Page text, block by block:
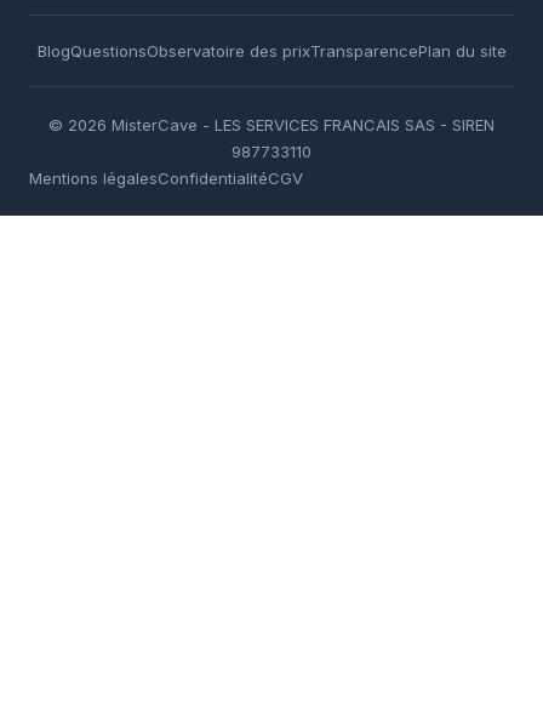
BlogQuestionsObservatoire des prixTransparencePlan du site
© 2026 MisterCave - LES SERVICES FRANCAIS SAS - SIREN
987733110
Mentions légalesConfidentialitéCGV